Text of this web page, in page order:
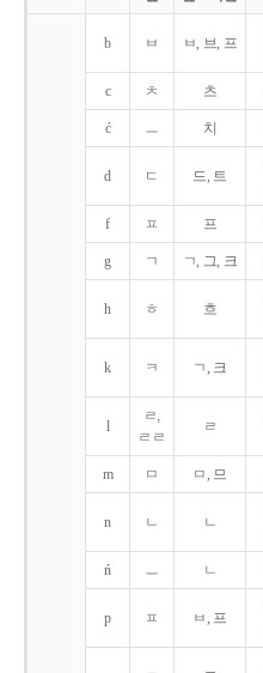
b ㅂ ㅂ, 브, 프
c ㅊ 츠
ć ㅡ 치
d ㄷ 드, 트
f ㅍ 프
g ㄱ ㄱ, 그, 크
h ㅎ 흐
k ㅋ ㄱ, 크
l
ㄹ,
ㄹㄹ
ㄹ
m ㅁ ㅁ, 므
n ㄴ ㄴ
ń ㅡ ㄴ
p ㅍ ㅂ, 프